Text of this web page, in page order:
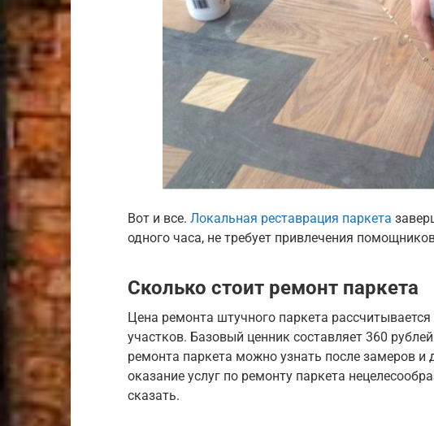
Вот и все. Локальная реставрация паркета
одного часа, не требует привлечения
Сколько стоит ремонт паркета
Цена ремонта штучного паркета
участков. Базовый ценник составляет 360
ремонта паркета можно узнать после замеров и
оказание услуг по ремонту паркета
сказать.